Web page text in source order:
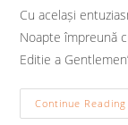
Cu același
Noapte împreună
Editie a
Continue Reading